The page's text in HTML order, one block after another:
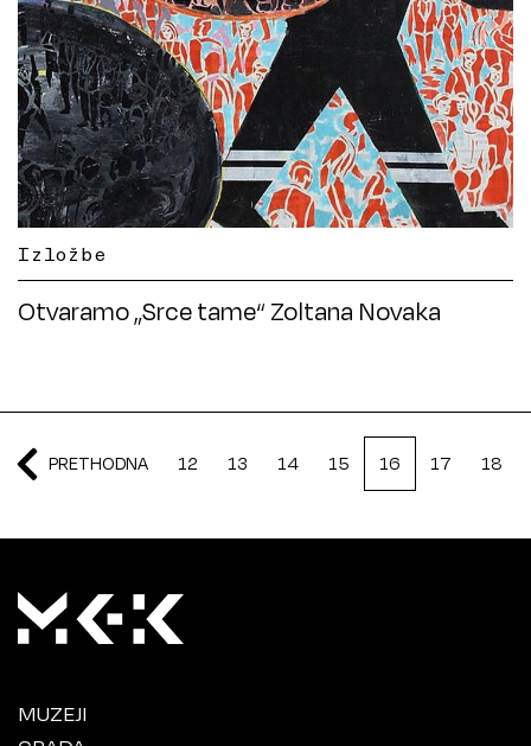
Izložbe
Otvaramo „Srce tame“ Zoltana Novaka
PRETHODNA 12 13 14 15 16 17 18
MUZEJI